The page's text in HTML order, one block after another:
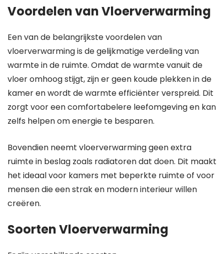
Voordelen van Vloerverwarming
Een van de belangrijkste voordelen van
vloerverwarming is de gelijkmatige verdeling van
warmte in de ruimte. Omdat de warmte vanuit de
vloer omhoog stijgt, zijn er geen koude plekken in de
kamer en wordt de warmte efficiënter verspreid. Dit
zorgt voor een comfortabelere leefomgeving en kan
zelfs helpen om energie te besparen.
Bovendien neemt vloerverwarming geen extra
ruimte in beslag zoals radiatoren dat doen. Dit maakt
het ideaal voor kamers met beperkte ruimte of voor
mensen die een strak en modern interieur willen
creëren.
Soorten Vloerverwarming